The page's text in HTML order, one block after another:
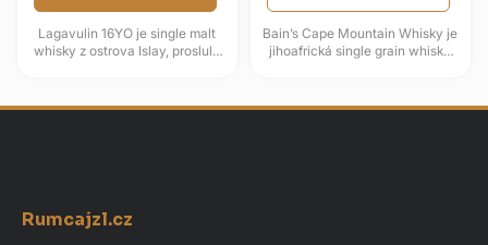
Lagavulin 16YO je single malt
whisky z ostrova Islay, proslulá
Bain’s Cape Mountain Whisky je
jihoafrická single grain whisky
Rumcajzl.cz